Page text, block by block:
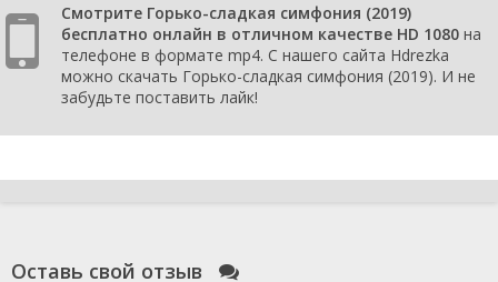
Смотрите Горько-сладкая симфония (2019)
бесплатно онлайн в отличном качестве HD 1080 на
телефоне в формате mp4. С нашего сайта Hdrezka
можно скачать Горько-сладкая симфония (2019). И не
забудьте поставить лайк!
Оставь свой отзыв